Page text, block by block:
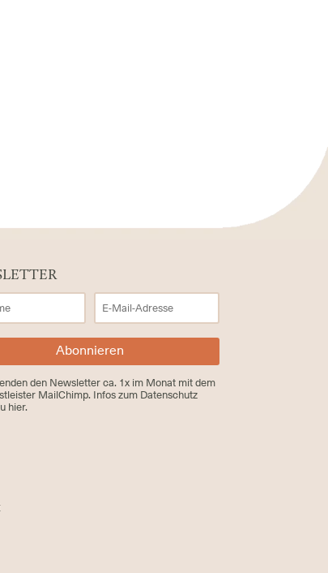
Abonnieren
den Newsletter ca. 1x im Monat mit dem
MailChimp. Infos zum Datenschutz
hier.